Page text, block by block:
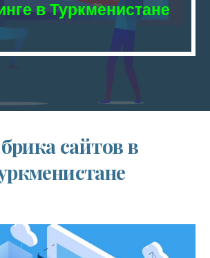
в Туркменистане
сайтов в